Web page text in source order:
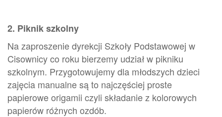
2. Piknik szkolny
Na zaproszenie dyrekcji Szkoły Podstawowej w
Cisownicy co roku bierzemy udział w pikniku
szkolnym. Przygotowujemy dla młodszych dzieci
zajęcia manualne są to najczęściej proste
papierowe origamii czyli składanie z kolorowych
papierów różnych ozdób.